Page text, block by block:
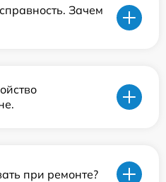
Зачем
при ремонте?